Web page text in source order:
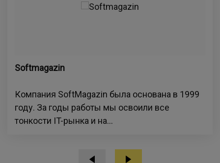
Softmagazin
Компания SoftMagazin была основана в 1999
году. За годы работы мы освоили все
тонкости IT-рынка и на...